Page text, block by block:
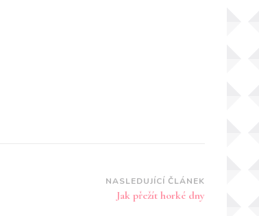
NASLEDUJÍCÍ ČLÁNEK
Jak přežít horké dny